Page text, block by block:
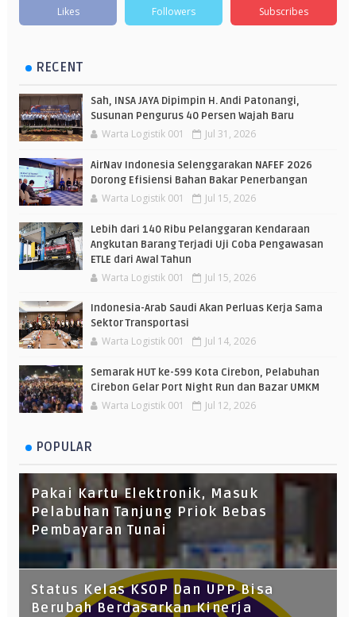
Likes Followers Subscribes
RECENT
Sah, INSA JAYA Dipimpin H. Andi Patonangi,
Susunan Pengurus 40 Persen Wajah Baru
Warta Logistik 001 Jul 31, 2026
AirNav Indonesia Selenggarakan NAFEF 2026
Dorong Efisiensi Bahan Bakar Penerbangan
Warta Logistik 001 Jul 15, 2026
Lebih dari 140 Ribu Pelanggaran Kendaraan
Angkutan Barang Terjadi Uji Coba Pengawasan
ETLE dari Awal Tahun
Warta Logistik 001 Jul 15, 2026
Indonesia-Arab Saudi Akan Perluas Kerja Sama
Sektor Transportasi
Warta Logistik 001 Jul 14, 2026
Semarak HUT ke-599 Kota Cirebon, Pelabuhan
Cirebon Gelar Port Night Run dan Bazar UMKM
Warta Logistik 001 Jul 12, 2026
POPULAR
Pakai Kartu Elektronik, Masuk
Pelabuhan Tanjung Priok Bebas
Pembayaran Tunai
Status Kelas KSOP Dan UPP Bisa
Berubah Berdasarkan Kinerja